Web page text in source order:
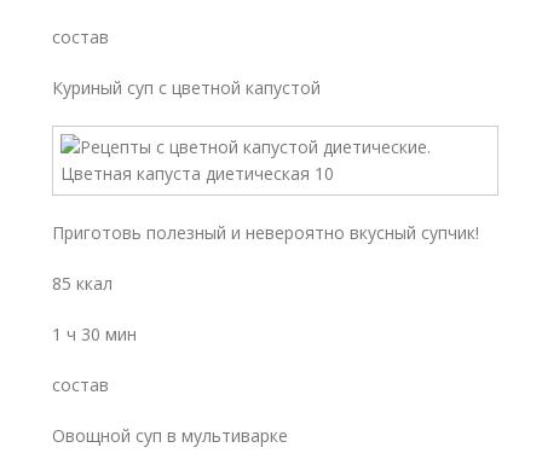
состав
Куриный суп с цветной капустой
Приготовь полезный и невероятно вкусный супчик!
85 ккал
1 ч 30 мин
состав
Овощной суп в мультиварке